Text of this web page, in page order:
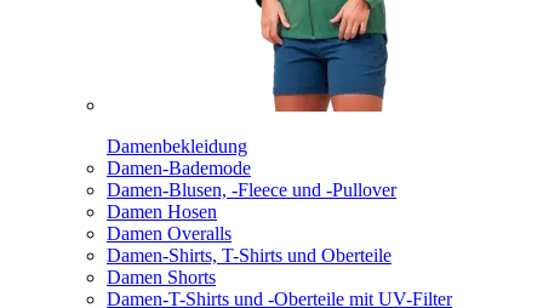
Damenbekleidung
Damen-Bademode
Damen-Blusen, -Fleece und -Pullover
Damen Hosen
Damen Overalls
Damen-Shirts, T-Shirts und Oberteile
Damen Shorts
Damen-T-Shirts und -Oberteile mit UV-Filter